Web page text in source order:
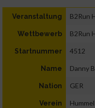
Veranstaltung B2Run
Wettbewerb B2Run
Startnummer 4512
Name Danny
Nation GER
Verein